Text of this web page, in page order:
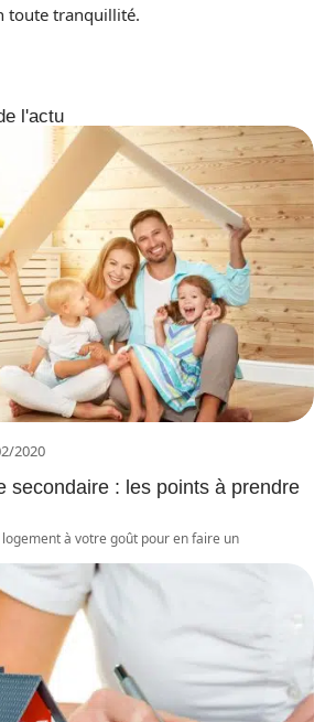
toute tranquillité.
l'actu
2020
secondaire : les points à prendre
logement à votre goût pour en faire un